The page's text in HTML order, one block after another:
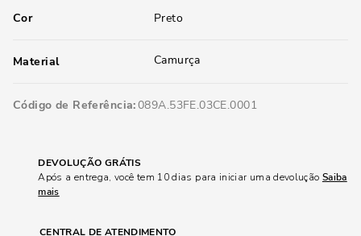
Cor Preto
Material Camurça
Código de Referência 089A.53FE.03CE.0001
DEVOLUÇÃO GRÁTIS
Após a entrega, você tem 10 dias para iniciar uma devolução Saiba
mais
CENTRAL DE ATENDIMENTO